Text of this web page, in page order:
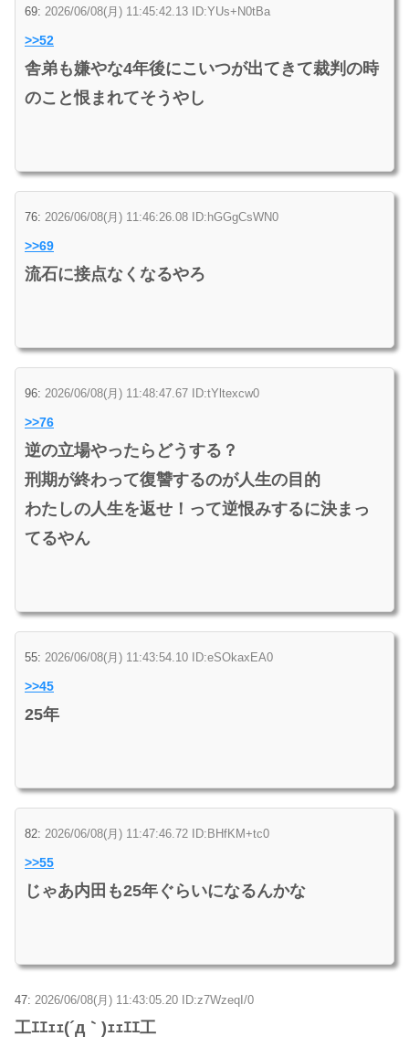
69: 2026/06/08(月) 11:45:42.13 ID:YUs+N0tBa
>>52
舎弟も嫌やな4年後にこいつが出てきて裁判の時
のこと恨まれてそうやし
76: 2026/06/08(月) 11:46:26.08 ID:hGGgCsWN0
>>69
流石に接点なくなるやろ
96: 2026/06/08(月) 11:48:47.67 ID:tYltexcw0
>>76
逆の立場やったらどうする？
刑期が終わって復讐するのが人生の目的
わたしの人生を返せ！って逆恨みするに決まっ
てるやん
55: 2026/06/08(月) 11:43:54.10 ID:eSOkaxEA0
>>45
25年
82: 2026/06/08(月) 11:47:46.72 ID:BHfKM+tc0
>>55
じゃあ内田も25年ぐらいになるんかな
47: 2026/06/08(月) 11:43:05.20 ID:z7WzeqI/0
工ｴｴｪｪ(´д｀)ｪｪｴｴ工